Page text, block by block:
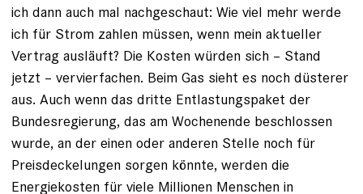
ich dann auch mal nachgeschaut: Wie viel mehr werde
ich für Strom zahlen müssen, wenn mein aktueller
Vertrag ausläuft? Die Kosten würden sich – Stand
jetzt – vervierfachen. Beim Gas sieht es noch düsterer
aus. Auch wenn das dritte Entlastungspaket der
Bundesregierung, das am Wochenende beschlossen
wurde, an der einen oder anderen Stelle noch für
Preisdeckelungen sorgen könnte, werden die
Energiekosten für viele Millionen Menschen in